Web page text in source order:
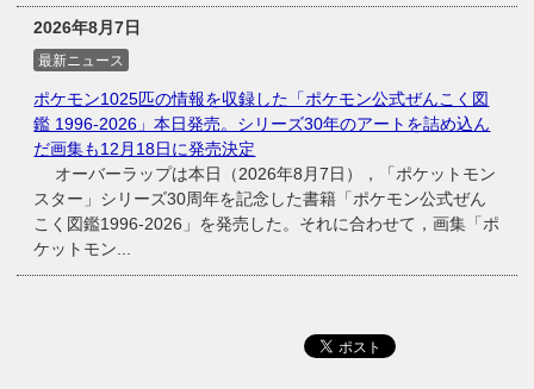
2026年8月7日
最新ニュース
ポケモン1025匹の情報を収録した「ポケモン公式ぜんこく図
鑑 1996-2026」本日発売。シリーズ30年のアートを詰め込ん
だ画集も12月18日に発売決定
オーバーラップは本日（2026年8月7日），「ポケットモン
スター」シリーズ30周年を記念した書籍「ポケモン公式ぜん
こく図鑑1996-2026」を発売した。それに合わせて，画集「ポ
ケットモン...